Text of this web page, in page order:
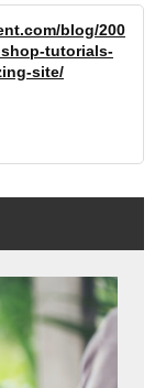
blog/200
tutorials-
site/